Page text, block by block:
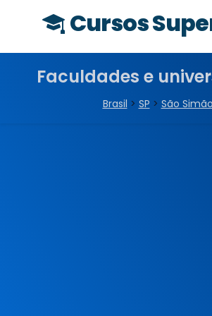
Cursos
Faculdades e
Brasil > SP > São Simão